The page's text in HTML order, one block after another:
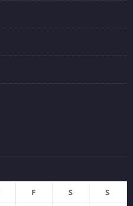
F S
S